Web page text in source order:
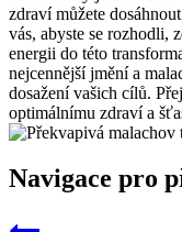
zdraví můžete
vás, abyste se rozhodli,
energii do této
nejcennější jmění a
dosažení vašich cílů.
optimálnímu zdraví a
Navigace pro